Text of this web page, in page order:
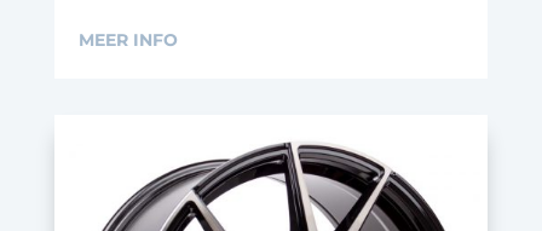
MEER INFO